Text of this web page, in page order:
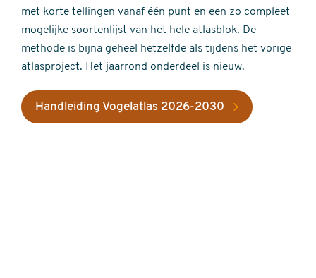
met korte tellingen vanaf één punt en een zo compleet
mogelijke soortenlijst van het hele atlasblok. De
methode is bijna geheel hetzelfde als tijdens het vorige
atlasproject. Het jaarrond onderdeel is nieuw.
Handleiding Vogelatlas 2026-2030